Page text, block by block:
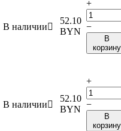
В наличии
52.10
BYN
+
−
В
корзину
В наличии
52.10
BYN
+
−
В
корзину